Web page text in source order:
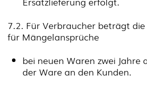
7.2. Für Verbraucher beträgt
für Mängelansprüche
bei neuen Waren zwei Jahre
der Ware an den Kunden.